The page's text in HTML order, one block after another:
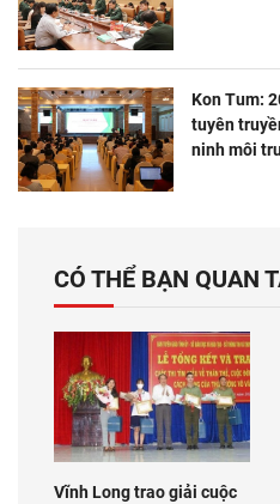
Kon Tum:
tuyên
ninh môi
CÓ THỂ BẠN QUAN
Vĩnh Long trao giải cuộc